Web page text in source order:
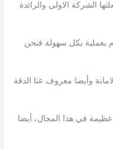
الشركة الاولي والرائدة
بعملية بكل سهولة فنحن
وأيضا معروف عنا الدقة
في هذا المجال، أيضا